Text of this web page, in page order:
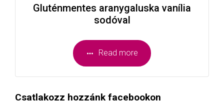
Gluténmentes aranygaluska vanília
sodóval
Read more
Csatlakozz hozzánk facebookon